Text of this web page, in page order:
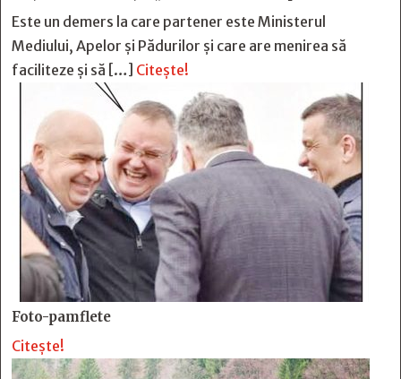
Este un demers la care partener este Ministerul
Mediului, Apelor și Pădurilor și care are menirea să
faciliteze și să […] Citește!
Foto-pamflete
Citește!